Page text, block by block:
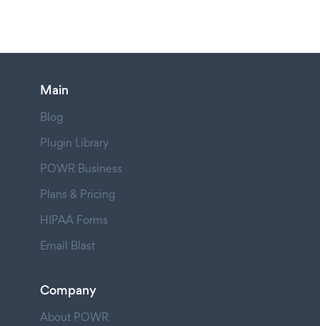
Main
Blog
Plugin Library
POWR Business
Plans & Pricing
HIPAA Forms
Email Blast
Company
About POWR